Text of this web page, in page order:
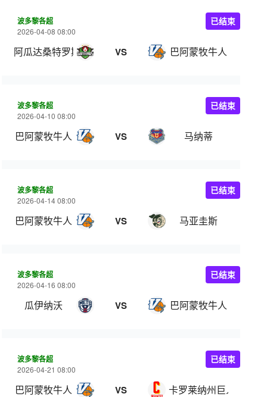
波多黎各超
2026-04-08 08:00
阿瓜达桑特罗斯 VS 巴阿蒙牧牛人
已结束
波多黎各超
2026-04-10 08:00
巴阿蒙牧牛人 VS 马纳蒂
已结束
波多黎各超
2026-04-14 08:00
巴阿蒙牧牛人 VS 马亚圭斯
已结束
波多黎各超
2026-04-16 08:00
瓜伊纳沃 VS 巴阿蒙牧牛人
已结束
波多黎各超
2026-04-21 08:00
巴阿蒙牧牛人 VS 卡罗莱纳州巨人
已结束